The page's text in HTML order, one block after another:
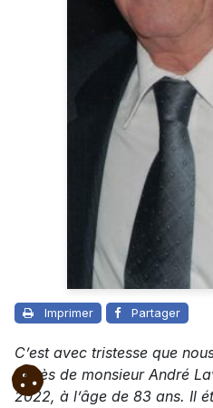
Imprimer Partager
C’est avec tristesse que
décès de monsieur André
2022, à l’âge de 83 ans. Il